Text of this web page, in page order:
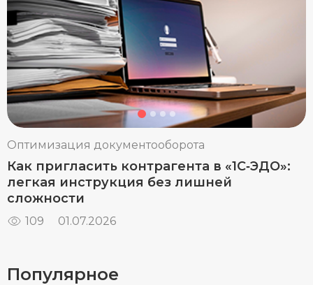
Оптимизация документооборота
Как пригласить контрагента в «1С‑ЭДО»:
легкая инструкция без лишней
сложности
109 01.07.2026
Популярное